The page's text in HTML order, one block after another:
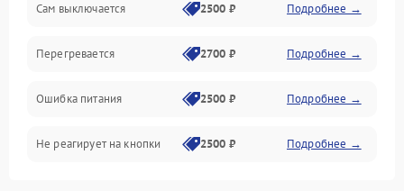
Сам выключается 2500 ₽ Подробнее →
Перегревается 2700 ₽ Подробнее →
Ошибка питания 2500 ₽ Подробнее →
Не реагирует на кнопки 2500 ₽ Подробнее →